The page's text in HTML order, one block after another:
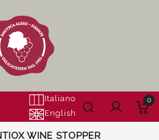
Italiano
English
0
WINE STOPPER